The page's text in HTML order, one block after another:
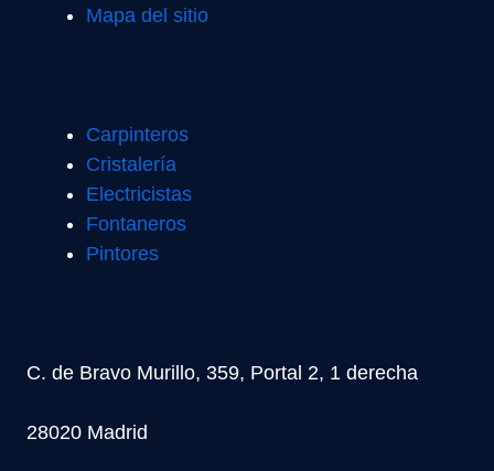
Mapa del sitio
Carpinteros
Cristalería
Electricistas
Fontaneros
Pintores
C. de Bravo Murillo, 359, Portal 2, 1 derecha
28020 Madrid